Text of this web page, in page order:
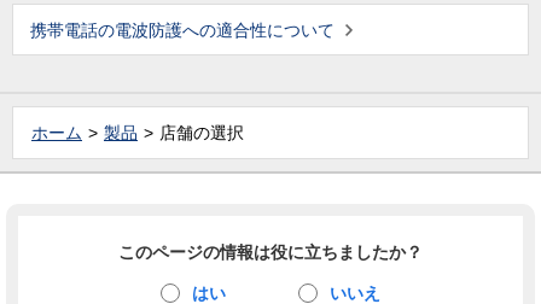
携帯電話の電波防護への適合性について
ホーム 製品 店舗の選択
このページの情報は役に立ちましたか？
はい いいえ